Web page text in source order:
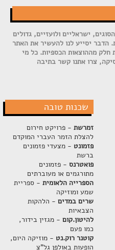
ישראליים ולועזיים, גדולים
הדבר יסייע לנו להעשיר את האתר
חלק מההוצאות הכספיות. כל מי
צרו אתנו קשר בתיבה
שכנות טובה
זמרשת- פרויקט חירום
להצלת הזמר העברי המוקדם
פזמונט - מצעדי פזמונים
ברשת
פואטרנס- פזמונים
מתורגמים או מעוברתים
הספרייה הלאומית- ספריית
שמע ומוזיקה
שרים במדים- הלהקות
הצבאיות
להיטון.קום- מגזין בידור,
כמו פעם
קוטנר רוק.נט - מוזיקה היום,
הופעות באולפן גל"צ